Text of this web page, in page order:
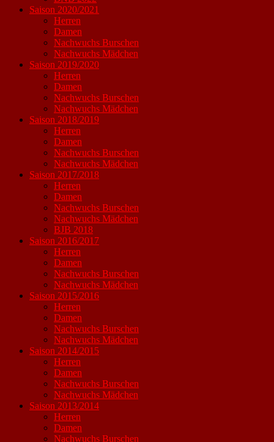
Saison 2020/2021
Herren
Damen
Nachwuchs Burschen
Nachwuchs Mädchen
Saison 2019/2020
Herren
Damen
Nachwuchs Burschen
Nachwuchs Mädchen
Saison 2018/2019
Herren
Damen
Nachwuchs Burschen
Nachwuchs Mädchen
Saison 2017/2018
Herren
Damen
Nachwuchs Burschen
Nachwuchs Mädchen
BJB 2018
Saison 2016/2017
Herren
Damen
Nachwuchs Burschen
Nachwuchs Mädchen
Saison 2015/2016
Herren
Damen
Nachwuchs Burschen
Nachwuchs Mädchen
Saison 2014/2015
Herren
Damen
Nachwuchs Burschen
Nachwuchs Mädchen
Saison 2013/2014
Herren
Damen
Nachwuchs Burschen